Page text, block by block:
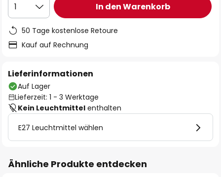
1 In den Warenkorb
50 Tage kostenlose Retoure
Kauf auf Rechnung
Lieferinformationen
Auf Lager
Lieferzeit: 1 - 3 Werktage
Kein Leuchtmittel enthalten
E27 Leuchtmittel wählen
Ähnliche Produkte entdecken